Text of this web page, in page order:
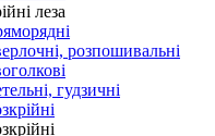
леза
розпошивальні
гудзичні